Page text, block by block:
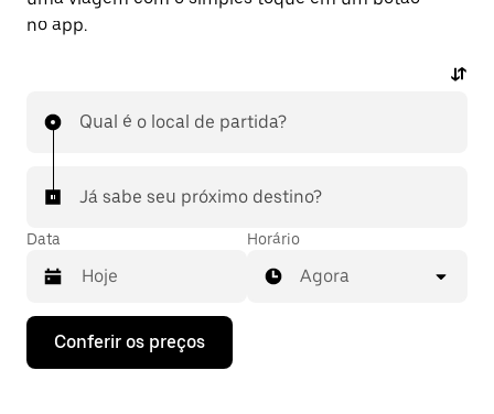
no app.
Qual é o local de partida?
Já sabe seu próximo destino?
Data
Pressione
seta
Horário
Agora
Conferir os preços